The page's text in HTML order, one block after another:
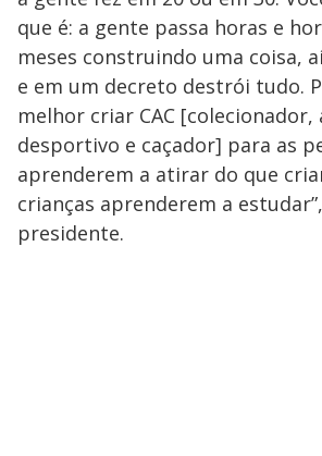
que é: a gente passa horas e
meses construindo uma coisa,
e em um decreto destrói tudo.
melhor criar CAC
desportivo e caçador] para as
aprenderem a atirar do que
crianças aprenderem a
presidente.